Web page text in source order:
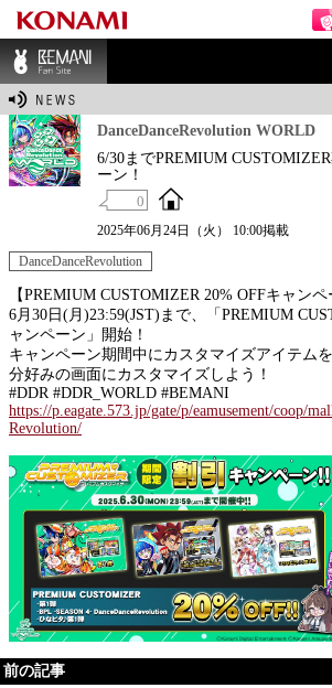
BEMANI Fan Sit
DanceDanceRevolution WORLD
6/30までPREMIUM
ーン！
0
2025年06月24日（火） 10:00掲載
DanceDanceRevolution
【PREMIUM CUSTOMIZER 20% OFFキャンペ
6月30日(月)23:59(JST)まで、「PREMIUM
ャンペーン」開始！
キャンペーン期間中にカスタマイズアイテム
分好みの画面にカスタマイズしよう！
#DDR #DDR_WORLD #BEMANI
https://p.eagate.573.jp/gate/p/eamusement/coop/
Revolution/
前の記事